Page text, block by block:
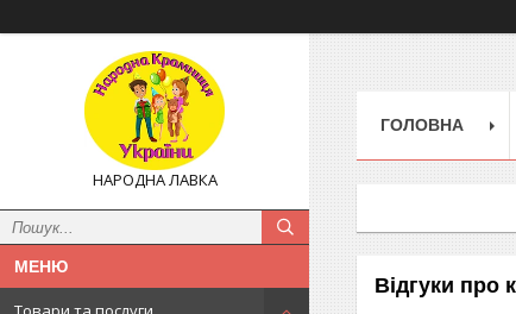
НАРОДНА ЛАВКА
ГОЛОВНА
Відгуки про